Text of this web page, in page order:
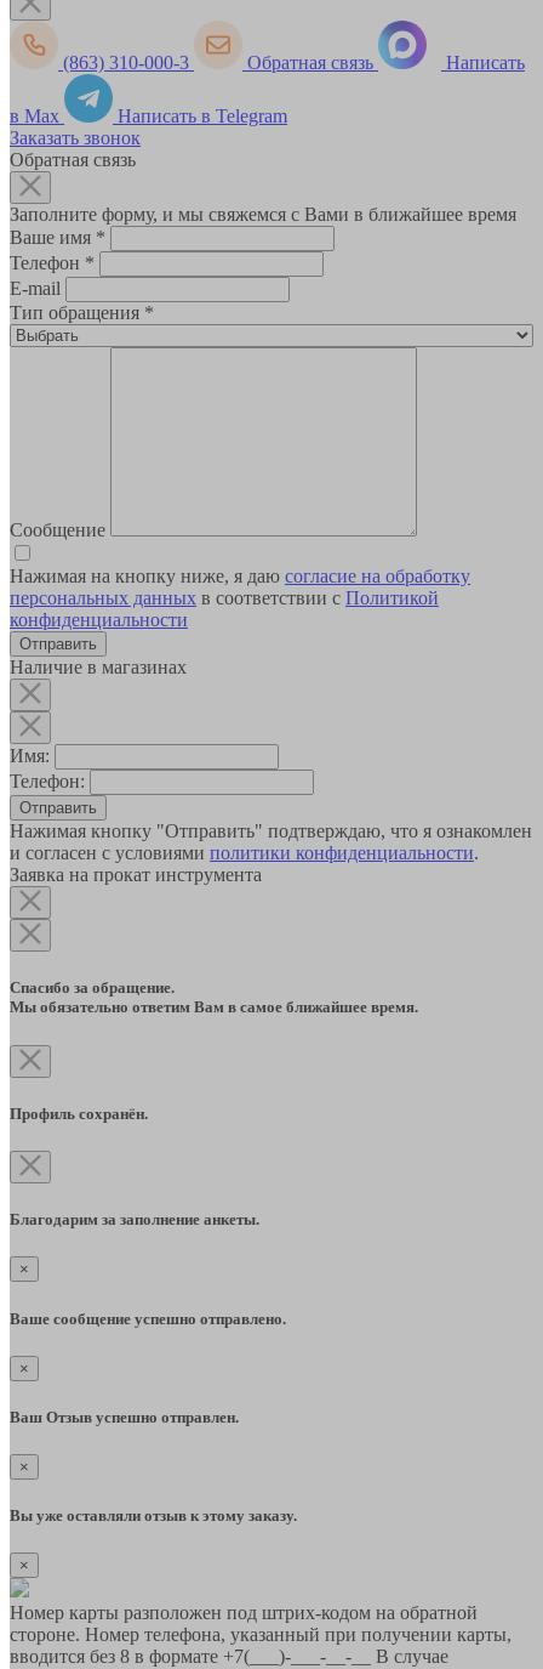
(863) 310-000-3 Обратная связь Написать
в Max
Написать в Telegram
Заказать звонок
Обратная связь
Заполните форму, и мы свяжемся с Вами в ближайшее время
Ваше имя *
Телефон *
E-mail
Тип обращения *
Сообщение
Нажимая на кнопку ниже, я даю согласие на обработку
персональных данных в соответствии с Политикой
конфиденциальности
Наличие в магазинах
Имя:
Телефон:
Отправить
Нажимая кнопку "Отправить" подтверждаю, что я ознакомлен
и согласен с условиями политики конфиденциальности.
Заявка на прокат инструмента
Спасибо за обращение.
Мы обязательно ответим Вам в самое ближайшее время.
Профиль сохранён.
Благодарим за заполнение анкеты.
×
Ваше сообщение успешно отправлено.
×
Ваш Отзыв успешно отправлен.
×
Вы уже оставляли отзыв к этому заказу.
×
Номер карты разположен под штрих-кодом на обратной
стороне. Номер телефона, указанный при получении карты,
вводится без 8 в формате +7(___)-___-__-__ В случае